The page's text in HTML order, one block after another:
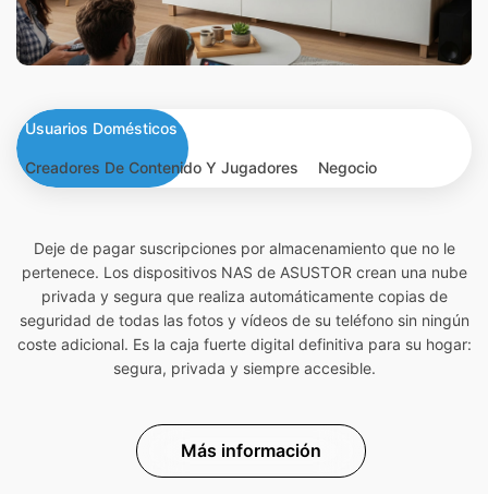
Usuarios Domésticos
Creadores De Contenido Y Jugadores Negocio
Deje de pagar suscripciones por almacenamiento que no le
pertenece. Los dispositivos NAS de ASUSTOR crean una nube
privada y segura que realiza automáticamente copias de
seguridad de todas las fotos y vídeos de su teléfono sin ningún
coste adicional. Es la caja fuerte digital definitiva para su hogar:
segura, privada y siempre accesible.
Más información